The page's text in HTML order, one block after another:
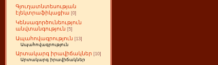
Գյուղատնտեսության
էլեկտրաֆիկացիա [0]
Կենսագործունեություն
անվտանգություն [5]
Ապահովագրություն [13]
Ապահովագրություն
Արտակարգ իրավիճակներ [10]
Արտակարգ իրավիճակներ